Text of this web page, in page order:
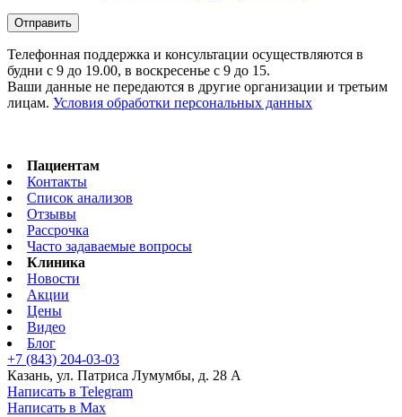
Телефонная поддержка и консультации осуществляются в
будни с 9 до 19.00, в воскресенье с 9 до 15.
Ваши данные не передаются в другие организации и третьим
лицам. Условия обработки персональных данных
Пациентам
Контакты
Список анализов
Отзывы
Рассрочка
Часто задаваемые вопросы
Клиника
Новости
Акции
Цены
Видео
Блог
+7 (843) 204-03-03
Казань, ул. Патриса Лумумбы, д. 28 А
Написать в Telegram
Написать в Max